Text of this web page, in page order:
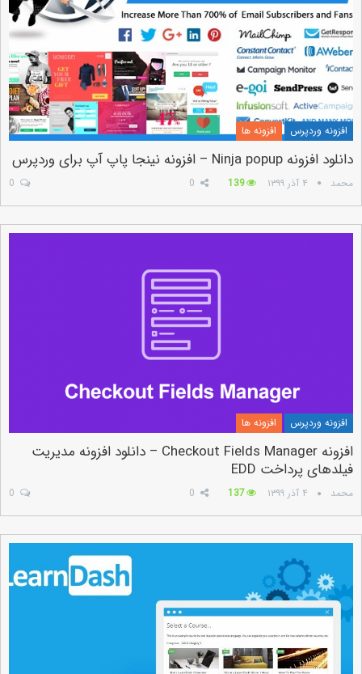
افزونه وردپرس افزونه ها
دانلود افزونه Ninja popup – افزونه نینجا پاپ آپ برای وردپرس
محمد ۴ آذر ۱۳۹۹ 139
افزونه وردپرس افزونه ها
افزونه Checkout Fields Manager – دانلود افزونه مدیریت
فیلدهای پرداخت EDD
محمد ۴ آذر ۱۳۹۹ 137